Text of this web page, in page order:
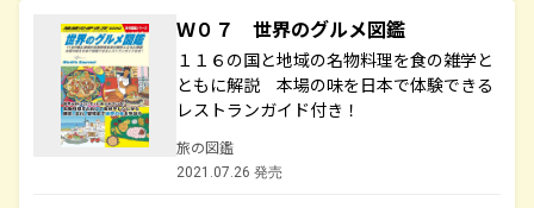
Ｗ０７ 世界のグルメ図鑑
１１６の国と地域の名物料理を食の雑学と
ともに解説 本場の味を日本で体験できる
レストランガイド付き！
旅の図鑑
2021.07.26 発売